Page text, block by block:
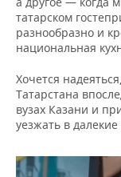
татарском
разнообразно и
национальная
Хочется
Татарстана
вузах Казани и
уезжать в далекие